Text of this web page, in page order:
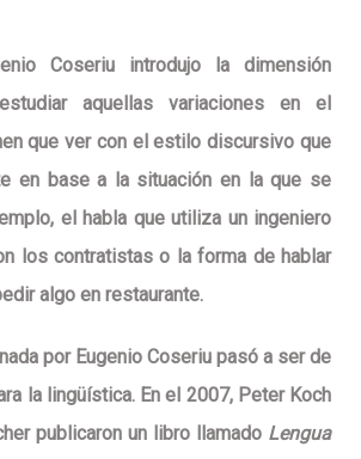
Coseriu introdujo la dimensión
aquellas variaciones en el
que ver con el estilo discursivo que
en base a la situación en la que se
el habla que utiliza un ingeniero
los contratistas o la forma de hablar
algo en restaurante.
por Eugenio Coseriu pasó a ser de
la lingüística. En el 2007, Peter Koch
publicaron un libro llamado Lengua